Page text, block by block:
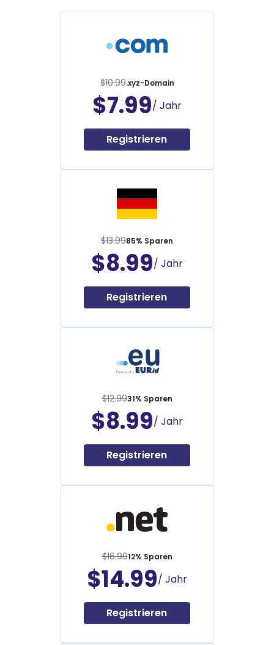
$10.99.xyz-Domain
$7.99/ Jahr
Registrieren
$13.9985% Sparen
$8.99/ Jahr
Registrieren
$12.9931% Sparen
$8.99/ Jahr
Registrieren
$16.9912% Sparen
$14.99/ Jahr
Registrieren